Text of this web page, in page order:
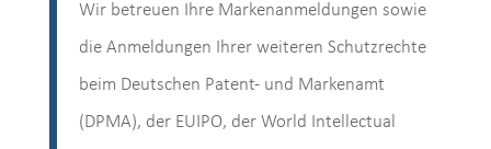
Wir betreuen Ihre Markenanmeldungen sowie
die Anmeldungen Ihrer weiteren Schutzrechte
beim Deutschen Patent- und Markenamt
(DPMA), der EUIPO, der World Intellectual